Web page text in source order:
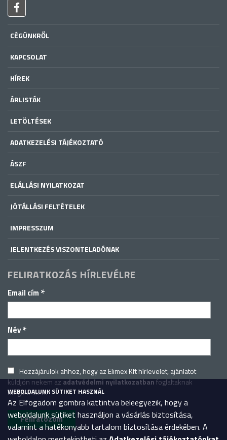
CÉGÜNKRŐL
KAPCSOLAT
HÍREK
ÁRLISTÁK
LETÖLTÉSEK
ADATKEZELÉSI TÁJÉKOZTATÓ
ÁSZF
ELÁLLÁSI NYILATKOZAT
JÓTÁLLÁSI FELTÉTELEK
IMPRESSZUM
JELENTKEZÉS VISZONTELADÓNAK
FELIRATKOZÁS HÍRLEVÉLRE
Email cím *
Név*
Hozzájárulok ahhoz, hogy az Elimex Kft hírlevelet, ajánlatot
küldjön nekem azadatvédelmi nyilatkozatbanfoglaltaknak
megfelelően.
WEBOLDALUNK SÜTIKET HASZNÁL
Az Elfogadom gombra kattintva beleegyezik, hogy a
weboldalunk sütiket használjon a vásárlás biztosítása,
valamint a hatékonyabb tartalom biztosítása érdekében. A